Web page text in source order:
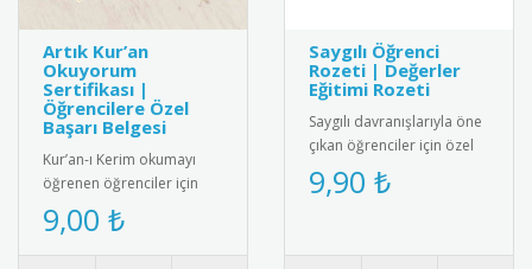
Artık Kur’an
Okuyorum
Sertifikası |
Öğrencilere Özel
Başarı Belgesi
Kur’an-ı Kerim okumayı
öğrenen öğrenciler için
anlamlı ve şık bir başarı
belgesi. Sınıf içi törenler..
9,00 ₺
Saygılı Öğrenci
Rozeti | Değerler
Eğitimi Rozeti
Saygılı davranışlarıyla öne
çıkan öğrenciler için özel
tasarım rozet. Okulda
olumlu davranışları pek..
9,90 ₺